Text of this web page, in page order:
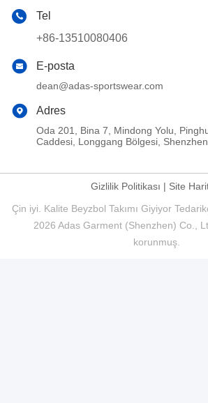
Tel
+86-13510080406
E-posta
dean@adas-sportswear.com
Adres
Oda 201, Bina 7, Mindong Yolu,
Caddesi, Longgang Bölgesi, Shenzhen
Gizlilik Politikası | Site
Çin iyi. Kalite Beyzbol Takımı Giyiyor
2026 Adas Garment (Shenzhen) Co.,
korunmuş.